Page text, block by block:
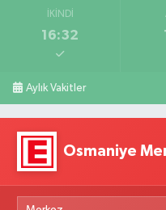
İKINDI
16:32
Aylık Vakitler
Osmaniye